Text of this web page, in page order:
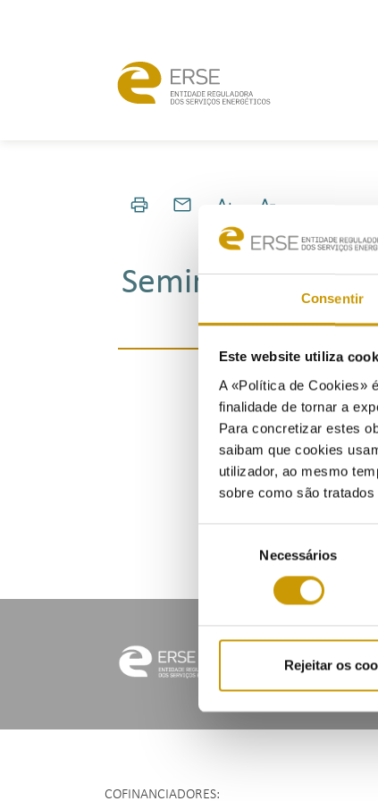
Consentir
Este website utiliza
A «Política de Cookies»
finalidade de tornar a
Para concretizar estes
saibam que cookies
utilizador, ao mesmo
sobre como são
consentimento
Necessários
Rejeitar os
Seminar
COFINANCIADORES: